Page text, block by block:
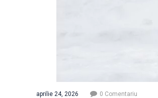
aprilie 24, 2026 0 Comentariu